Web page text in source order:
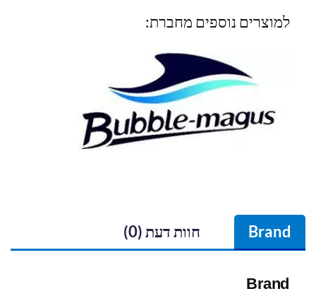
למוצרים נוספים מחברת:
Brand חוות דעת (0)
Brand